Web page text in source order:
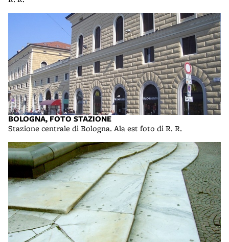
BOLOGNA, FOTO STAZIONE
Stazione centrale di Bologna. Ala est foto di R. R.